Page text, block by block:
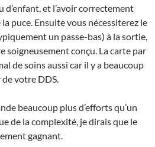
d’enfant, et l’avoir correctement
puce. Ensuite vous nécessiterez le
un passe-bas) à la sortie,
soigneusement conçu. La carte par
de soins aussi car il y a beaucoup
votre DDS.
beaucoup plus d’efforts qu’un
de la complexité, je dirais que le
gagnant.